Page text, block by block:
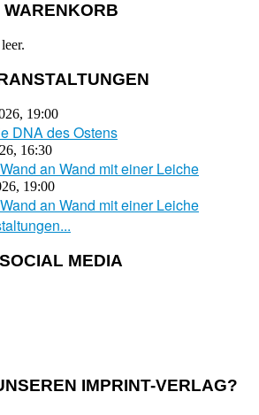
WARENKORB
, 19:00
DNA des Ostens
, 16:30
an Wand mit einer Leiche
, 19:00
an Wand mit einer Leiche
SOCIAL MEDIA
IMPRINT-VERLAG?